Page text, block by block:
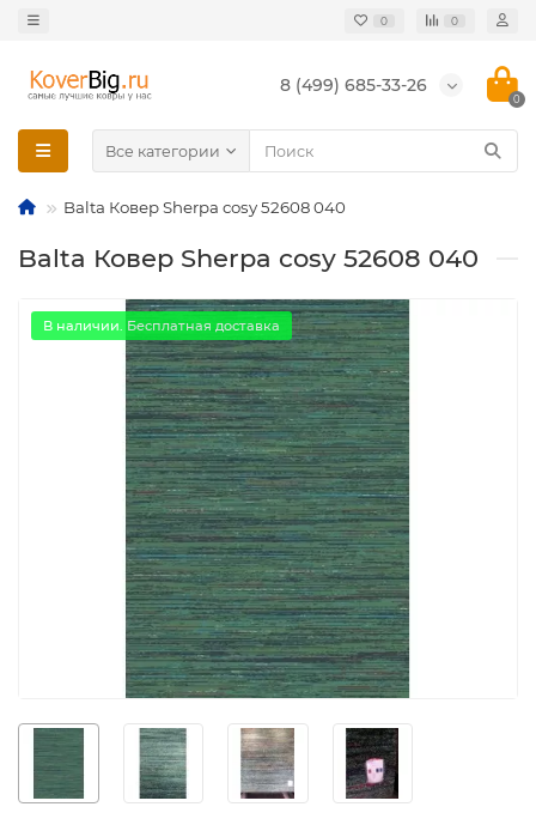
0 0
8 (499) 685-33-26
0
Все категории
Balta Ковер Sherpa cosy 52608 040
Balta Ковер Sherpa cosy 52608 040
В наличии. Бесплатная доставка